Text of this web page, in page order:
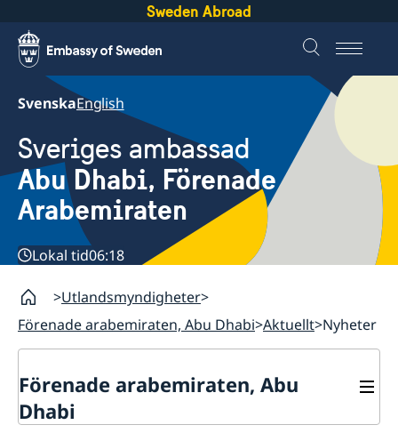
Sweden Abroad
SvenskaEnglish
Sveriges ambassad
Abu Dhabi, Förenade
Arabemiraten
Lokal tid06:18
Utlandsmyndigheter
Förenade arabemiraten, Abu Dhabi Aktuellt Nyheter
Förenade arabemiraten, Abu
Dhabi